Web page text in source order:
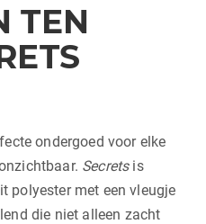
TEN
ondergoed voor elke
Secretsis
polyester met een vleugje
die niet alleen zacht